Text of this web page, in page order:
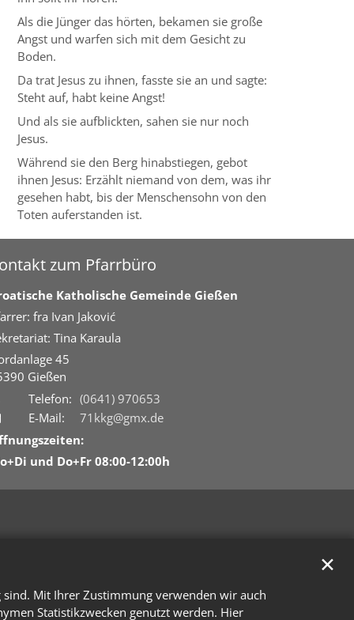
Mit Ihrer Zustimmung verwenden wir auch
Statistikzwecken genutzt werden. Hier
✕
Als die Jünger das hörten, bekamen sie große
Angst und warfen sich mit dem Gesicht zu
Boden.
Da trat Jesus zu ihnen, fasste sie an und sagte:
Steht auf, habt keine Angst!
Und als sie aufblickten, sahen sie nur noch
Jesus.
Während sie den Berg hinabstiegen, gebot
ihnen Jesus: Erzählt niemand von dem, was ihr
gesehen habt, bis der Menschensohn von den
Toten auferstanden ist.
zum Pfarrbüro
Katholische Gemeinde Gießen
fra Ivan Jaković
Tina Karaula
45
Gießen
Telefon: (0641) 970653
E-Mail:
71kkg@gmx.de
und Do+Fr 08:00-12:00h